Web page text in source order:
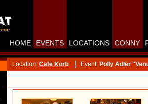
HOME EVENTS LOCATIONS CONNY
Location: Cafe Korb Event: Polly Adler